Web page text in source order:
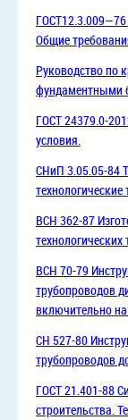
ГОСТ12.3.009—76
Общие
Руководство по
фундаментными
ГОСТ 24379.0-
условия.
СНиП 3.05.05-84
ВСН 362-87
ВСН 70-79
трубопроводов
включительно
СН 527-80
трубопроводов
ГОСТ 21.401-88
строительства.